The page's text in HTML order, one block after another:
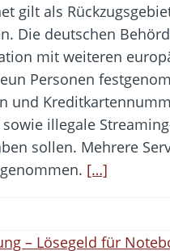
gilt als
Die deutschen
mit weiteren
Personen
und
illegale
sollen. Mehrere
[…]